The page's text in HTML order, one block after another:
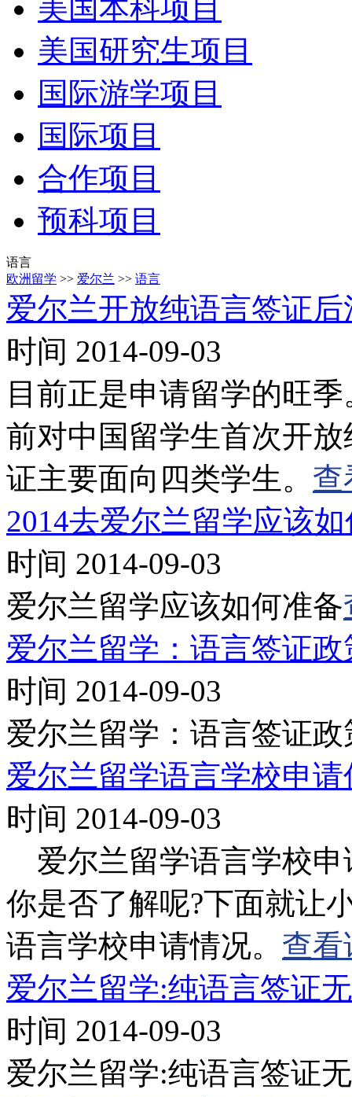
美国本科项目
美国研究生项目
国际游学项目
国际项目
合作项目
预科项目
语言
欧洲留学 >> 爱尔兰 >> 语言
爱尔兰开放纯语言签证
时间 2014-09-03
目前正是申请留学的旺
前对中国留学生首次开
证主要面向四类学生。 查
2014去爱尔兰留学应该
时间 2014-09-03
爱尔兰留学应该如何准备
爱尔兰留学：语言签证
时间 2014-09-03
爱尔兰留学：语言签证
爱尔兰留学语言学校申
时间 2014-09-03
爱尔兰留学语言学校申
你是否了解呢?下面就让
语言学校申请情况。 查看
爱尔兰留学:纯语言签证
时间 2014-09-03
爱尔兰留学:纯语言签证